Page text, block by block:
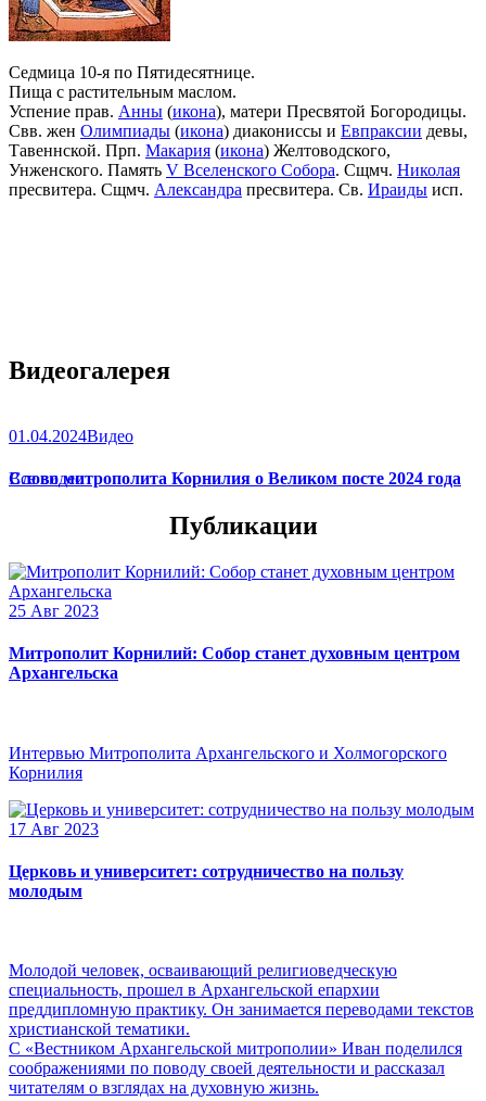
Седмица 10-я по Пятидесятнице.
Пища с растительным маслом.
Успение прав. Анны (икона), матери Пресвятой Богородицы.
Свв. жен Олимпиады (икона) диакониссы и Евпраксии девы,
Тавеннской. Прп. Макария (икона) Желтоводского,
Унженского. Память V Вселенского Собора. Сщмч. Николая
пресвитера. Сщмч. Александра пресвитера. Св. Ираиды исп.
Видеогалерея
01.04.2024Видео
Слово митрополита Корнилия о Великом посте 2024 года
Все видео
Публикации
25 Авг 2023
Митрополит Корнилий: Собор станет духовным центром
Архангельска
Интервью Митрополита Архангельского и Холмогорского
Корнилия
17 Авг 2023
Церковь и университет: сотрудничество на пользу
молодым
Молодой человек, осваивающий религиоведческую
специальность, прошел в Архангельской епархии
преддипломную практику. Он занимается переводами текстов
христианской тематики.
С «Вестником Архангельской митрополии» Иван поделился
соображениями по поводу своей деятельности и рассказал
читателям о взглядах на духовную жизнь.